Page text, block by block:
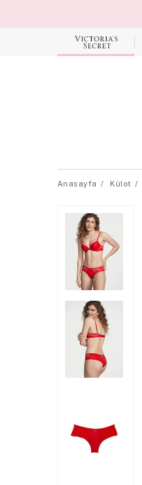
Victoria's
Secret
Anasayfa Külot